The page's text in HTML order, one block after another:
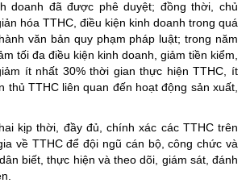
doanh đã được phê duyệt; đồng thời, chủ
hóa TTHC, điều kiện kinh doanh trong quá
văn bản quy phạm pháp luật; trong năm
tối đa điều kiện kinh doanh, giảm tiền kiểm,
ít nhất 30% thời gian thực hiện TTHC, ít
thủ TTHC liên quan đến hoạt động sản xuất,
kịp thời, đầy đủ, chính xác các TTHC trên
về TTHC để đội ngũ cán bộ, công chức và
biết, thực hiện và theo dõi, giám sát, đánh